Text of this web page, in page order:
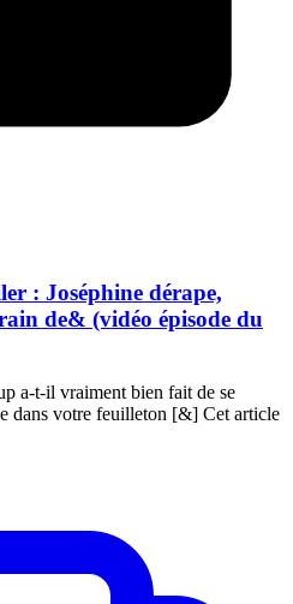
: Joséphine dérape,
de& (vidéo épisode du
a-t-il vraiment bien fait de se
dans votre feuilleton [&] Cet article